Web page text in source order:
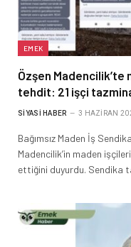
EMEK
Özşen
tehdit: 21 işçi
SIYASI HABER 3 HAZIRAN
Bağımsız Maden İş
Madencilik’in maden
ettiğini duyurdu. Sendika